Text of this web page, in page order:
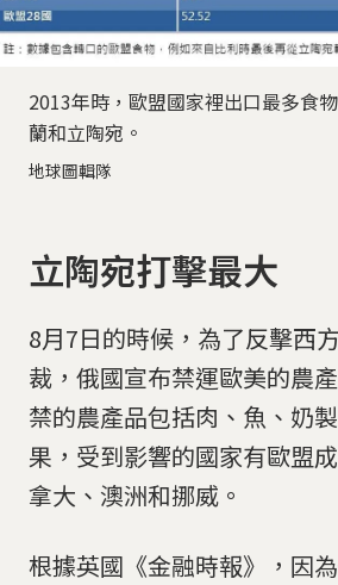
2013年時，歐盟國家裡出口最多食
蘭和立陶宛。
地球圖輯隊
立陶宛打擊最大
8月7日的時候，為了反擊西
裁，俄國宣布禁運歐美的農
禁的農產品包括肉、魚、奶
果，受到影響的國家有歐盟
拿大、澳洲和挪威。
根據英國《金融時報》，因